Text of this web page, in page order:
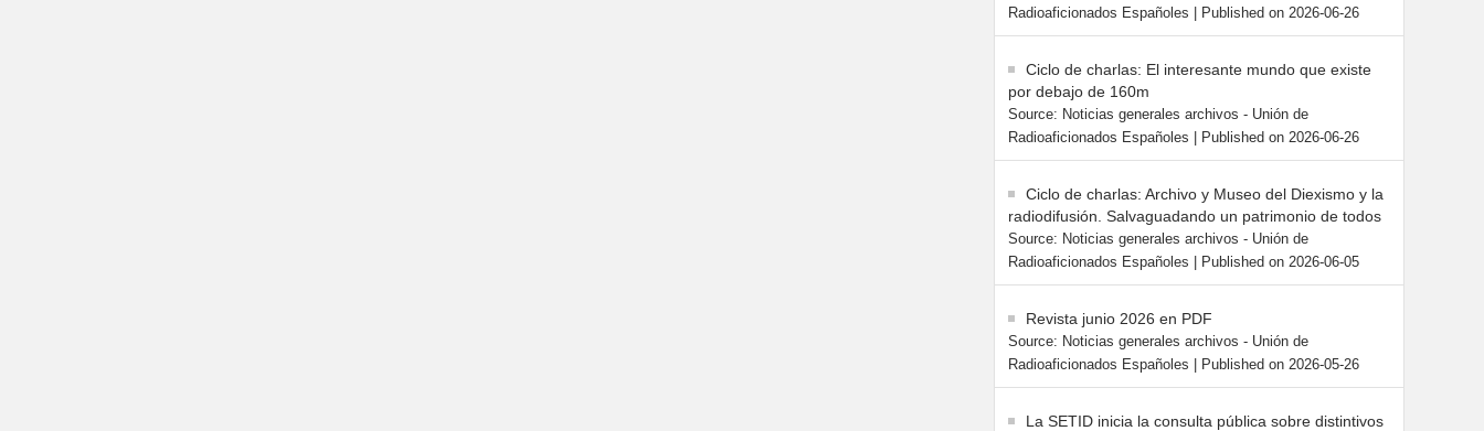
Radioaficionados Españoles
Published on 2026-06-26
Ciclo de charlas: El interesante mundo que existe
por debajo de 160m
Source: Noticias generales archivos - Unión de
Radioaficionados Españoles
Published on 2026-06-26
Ciclo de charlas: Archivo y Museo del Diexismo y la
radiodifusión. Salvaguadando un patrimonio de todos
Source: Noticias generales archivos - Unión de
Radioaficionados Españoles
Published on 2026-06-05
Revista junio 2026 en PDF
Source: Noticias generales archivos - Unión de
Radioaficionados Españoles
Published on 2026-05-26
La SETID inicia la consulta pública sobre distintivos